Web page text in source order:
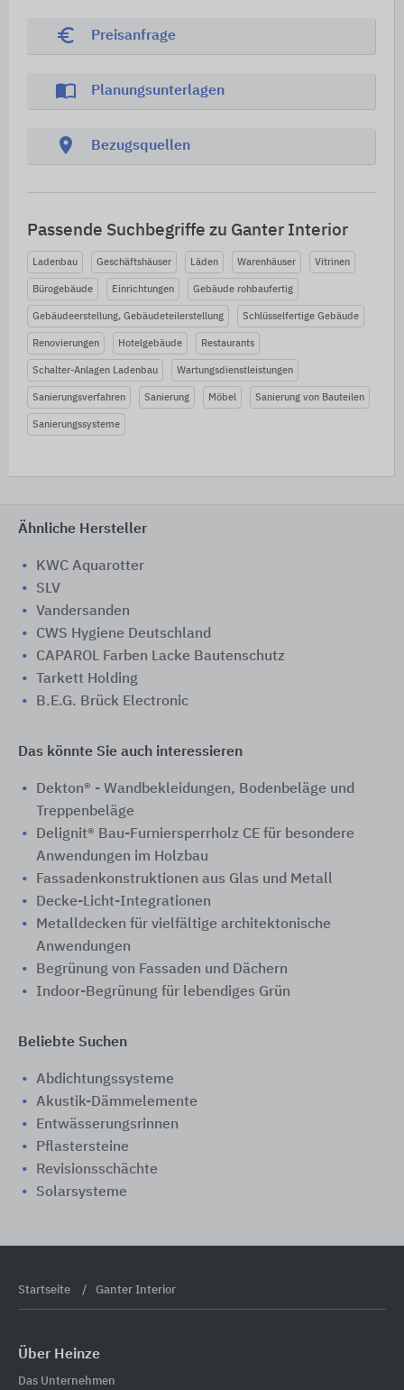
euro_symbol Preisanfrage
import_contacts Planungsunterlagen
location_on Bezugsquellen
Passende Suchbegriffe zu Ganter Interior
Ladenbau Geschäftshäuser Läden Warenhäuser Vitrinen
Bürogebäude Einrichtungen Gebäude rohbaufertig
Gebäudeerstellung, Gebäudeteilerstellung Schlüsselfertige Gebäude
Renovierungen Hotelgebäude Restaurants
Schalter-Anlagen Ladenbau Wartungsdienstleistungen
Sanierungsverfahren Sanierung Möbel Sanierung von Bauteilen
Sanierungssysteme
Ähnliche Hersteller
KWC Aquarotter
SLV
Vandersanden
CWS Hygiene Deutschland
CAPAROL Farben Lacke Bautenschutz
Tarkett Holding
B.E.G. Brück Electronic
Das könnte Sie auch interessieren
Dekton® - Wandbekleidungen, Bodenbeläge und
Treppenbeläge
Delignit® Bau-Furniersperrholz CE für besondere
Anwendungen im Holzbau
Fassadenkonstruktionen aus Glas und Metall
Decke-Licht-Integrationen
Metalldecken für vielfältige architektonische
Anwendungen
Begrünung von Fassaden und Dächern
Indoor-Begrünung für lebendiges Grün
Beliebte Suchen
Abdichtungssysteme
Akustik-Dämmelemente
Entwässerungsrinnen
Pflastersteine
Revisionsschächte
Solarsysteme
Startseite Ganter Interior
Über Heinze
Das Unternehmen